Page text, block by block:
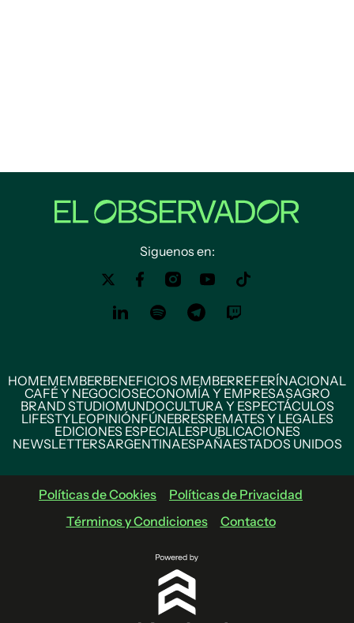
Siguenos en:
HOMEMEMBERBENEFICIOS MEMBERREFERÍNACIONAL
CAFÉ Y NEGOCIOSECONOMÍA Y EMPRESASAGRO
BRAND STUDIOMUNDOCULTURA Y ESPECTÁCULOS
LIFESTYLEOPINIÓNFÚNEBRESREMATES Y LEGALES
EDICIONES ESPECIALESPUBLICACIONES
NEWSLETTERSARGENTINAESPAÑAESTADOS UNIDOS
Políticas de Cookies
Políticas de Privacidad
Términos y Condiciones
Contacto